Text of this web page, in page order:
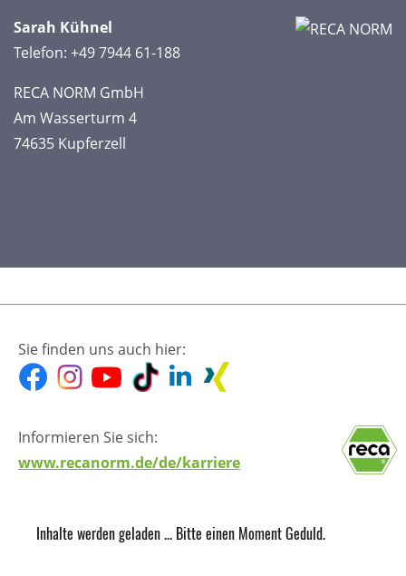
Sarah Kühnel
​Telefon: +49 7944 61-188
RECA NORM GmbH
Am Wasserturm 4
74635 Kupferzell
Sie finden uns auch hier:
Informieren Sie sich:
www.recanorm.de/de/karriere
Inhalte werden geladen ... Bitte einen Moment Geduld.